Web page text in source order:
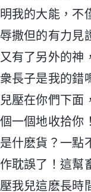
我的大能，
撒但的有力
有了另外的
長子是我的
壓在你們下面
一個地收拾
什麽貨？一點
耽誤了！這幫
我兒這麽長時